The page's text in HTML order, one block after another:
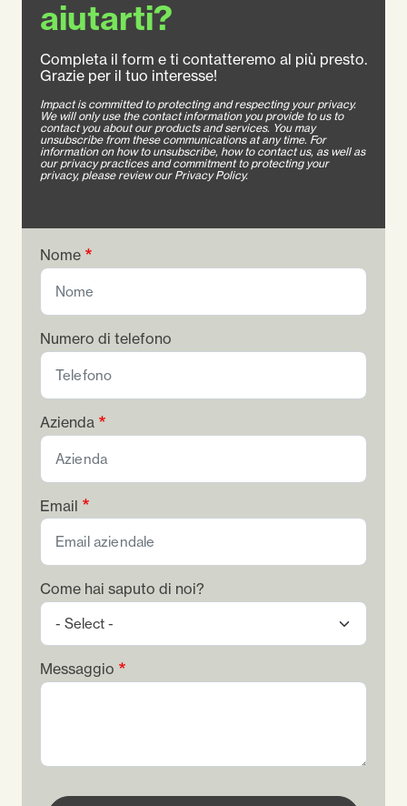
aiutarti?
Completa il form e ti contatteremo al più presto.
Grazie per il tuo interesse!
Impact is committed to protecting and respecting your privacy.
We will only use the contact information you provide to us to
contact you about our products and services. You may
unsubscribe from these communications at any time. For
information on how to unsubscribe, how to contact us, as well as
our privacy practices and commitment to protecting your
privacy, please review our Privacy Policy.
Nome
Numero di telefono
Azienda
Email
Come hai saputo di noi?
Messaggio